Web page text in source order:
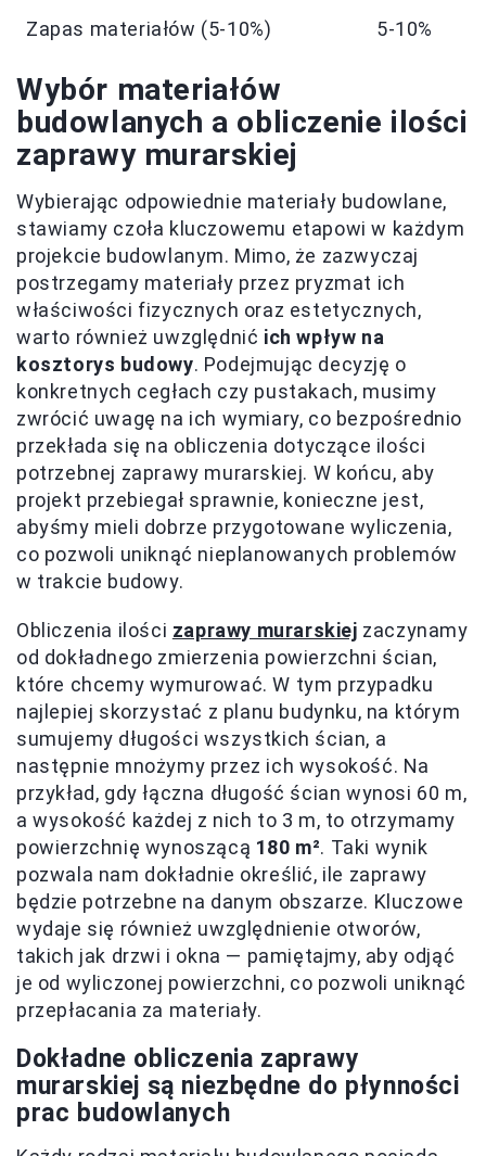
Zapas materiałów (5-10%) 5-10%
Wybór materiałów
budowlanych a obliczenie ilości
zaprawy murarskiej
Wybierając odpowiednie materiały budowlane,
stawiamy czoła kluczowemu etapowi w każdym
projekcie budowlanym. Mimo, że zazwyczaj
postrzegamy materiały przez pryzmat ich
właściwości fizycznych oraz estetycznych,
warto również uwzględnić ich wpływ na
kosztorys budowy. Podejmując decyzję o
konkretnych cegłach czy pustakach, musimy
zwrócić uwagę na ich wymiary, co bezpośrednio
przekłada się na obliczenia dotyczące ilości
potrzebnej zaprawy murarskiej. W końcu, aby
projekt przebiegał sprawnie, konieczne jest,
abyśmy mieli dobrze przygotowane wyliczenia,
co pozwoli uniknąć nieplanowanych problemów
w trakcie budowy.
Obliczenia ilości zaprawy murarskiej zaczynamy
od dokładnego zmierzenia powierzchni ścian,
które chcemy wymurować. W tym przypadku
najlepiej skorzystać z planu budynku, na którym
sumujemy długości wszystkich ścian, a
następnie mnożymy przez ich wysokość. Na
przykład, gdy łączna długość ścian wynosi 60 m,
a wysokość każdej z nich to 3 m, to otrzymamy
powierzchnię wynoszącą 180 m². Taki wynik
pozwala nam dokładnie określić, ile zaprawy
będzie potrzebne na danym obszarze. Kluczowe
wydaje się również uwzględnienie otworów,
takich jak drzwi i okna — pamiętajmy, aby odjąć
je od wyliczonej powierzchni, co pozwoli uniknąć
przepłacania za materiały.
Dokładne obliczenia zaprawy
murarskiej są niezbędne do płynności
prac budowlanych